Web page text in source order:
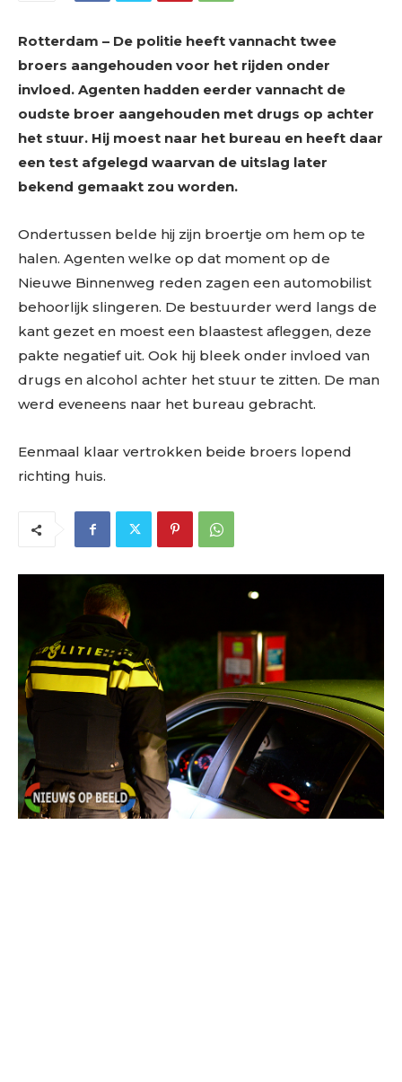
Rotterdam – De politie heeft vannacht twee
broers aangehouden voor het rijden onder
invloed. Agenten hadden eerder vannacht de
oudste broer aangehouden met drugs op achter
het stuur. Hij moest naar het bureau en heeft daar
een test afgelegd waarvan de uitslag later
bekend gemaakt zou worden.
Ondertussen belde hij zijn broertje om hem op te
halen. Agenten welke op dat moment op de
Nieuwe Binnenweg reden zagen een automobilist
behoorlijk slingeren. De bestuurder werd langs de
kant gezet en moest een blaastest afleggen, deze
pakte negatief uit. Ook hij bleek onder invloed van
drugs en alcohol achter het stuur te zitten. De man
werd eveneens naar het bureau gebracht.
Eenmaal klaar vertrokken beide broers lopend
richting huis.